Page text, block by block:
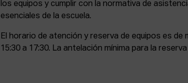
esenciales de la escuela.
El horario de atención y reserva de equipos es de
15:30 a 17:30. La antelación mínima para la